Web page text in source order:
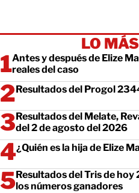
LO
Antes y después de Elize
reales del caso
Resultados del Progol
Resultados del Melate,
del 2 de agosto del 2026
¿Quién es la hija de Elize
Resultados del Tris de hoy
los números ganadores